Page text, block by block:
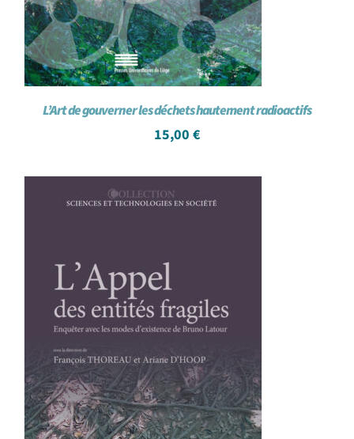
L’Art de gouverner les déchets hautement radioactifs
15,00 €